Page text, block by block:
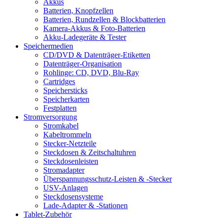
Akkus
Batterien, Knopfzellen
Batterien, Rundzellen & Blockbatterien
Kamera-Akkus & Foto-Batterien
Akku-Ladegeräte & Tester
Speichermedien
CD/DVD & Datenträger-Etiketten
Datenträger-Organisation
Rohlinge: CD, DVD, Blu-Ray
Cartridges
Speichersticks
Speicherkarten
Festplatten
Stromversorgung
Stromkabel
Kabeltrommeln
Stecker-Netzteile
Steckdosen & Zeitschaltuhren
Steckdosenleisten
Stromadapter
Überspannungsschutz-Leisten & -Stecker
USV-Anlagen
Steckdosensysteme
Lade-Adapter & -Stationen
Tablet-Zubehör